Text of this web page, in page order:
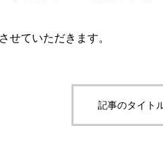
せていただきます。
記事のタイト